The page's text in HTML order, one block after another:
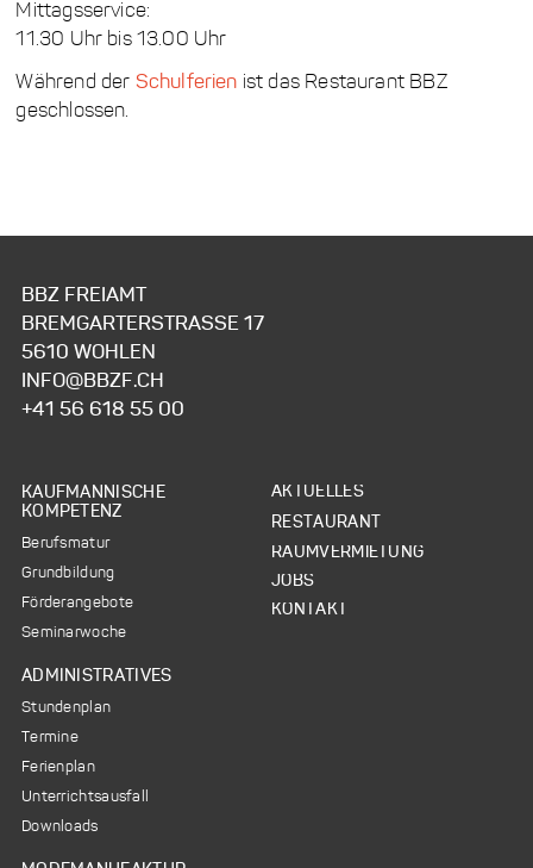
Mittagsservice:
11.30 Uhr bis 13.00 Uhr
Während der Schulferien ist das Restaurant BBZ
geschlossen.
BBZ FREIAMT
BREMGARTERSTRASSE 17
5610 WOHLEN
INFO@BBZF.CH
+41 56 618 55 00
NAVIGATION
ÜBERSPRINGEN
KAUFMÄNNISCHE
KOMPETENZ
Berufsmatur
Grundbildung
Förderangebote
Seminarwoche
ADMINISTRATIVES
Stundenplan
Termine
Ferienplan
Unterrichtsausfall
Downloads
NAVIGATION
ÜBERSPRINGEN
AKTUELLES
RESTAURANT
RAUMVERMIETUNG
JOBS
KONTAKT